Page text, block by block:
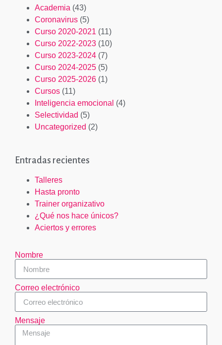
Academia (43)
Coronavirus (5)
Curso 2020-2021 (11)
Curso 2022-2023 (10)
Curso 2023-2024 (7)
Curso 2024-2025 (5)
Curso 2025-2026 (1)
Cursos (11)
Inteligencia emocional (4)
Selectividad (5)
Uncategorized (2)
Entradas recientes
Talleres
Hasta pronto
Trainer organizativo
¿Qué nos hace únicos?
Aciertos y errores
Nombre
Correo electrónico
Mensaje